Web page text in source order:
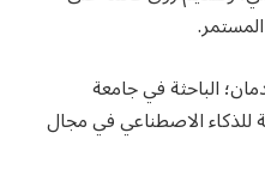
الباحثة في جامعة
للذكاء الاصطناعي في مجال